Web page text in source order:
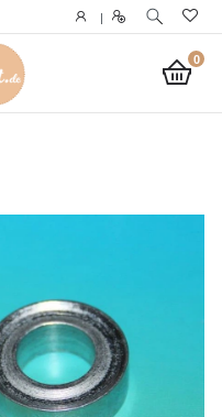
|
0